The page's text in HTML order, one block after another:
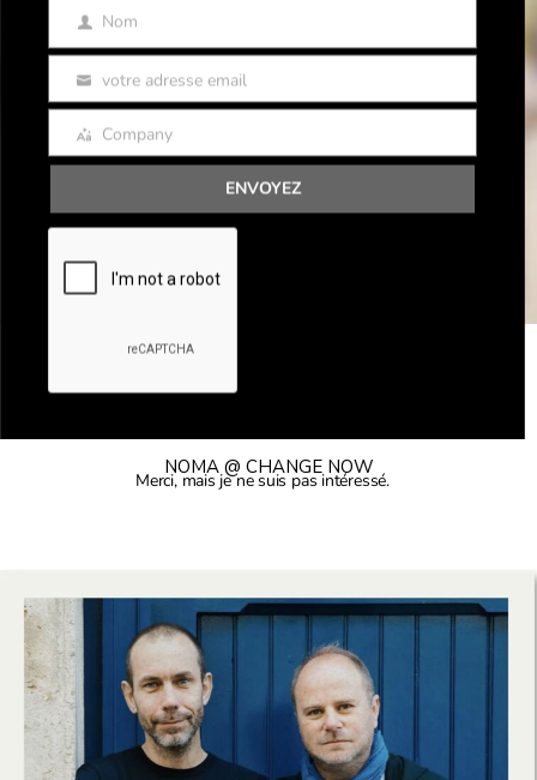
Fair Stories 2025
NOMA @ CHANGE NOW
Nom Nom
Email votre adresse email
CompanyCompany
ENVOYEZ
Merci, mais je ne suis pas intéressé.